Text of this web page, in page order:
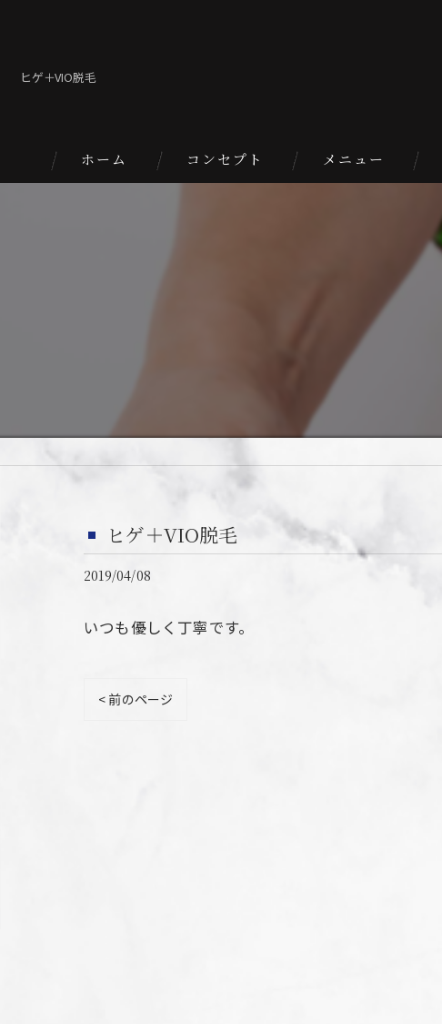
ヒゲ＋VIO脱毛
ホーム コンセプト メニュー
ヒゲ＋VIO脱毛
2019/04/08
いつも優しく丁寧です。
< 前のページ